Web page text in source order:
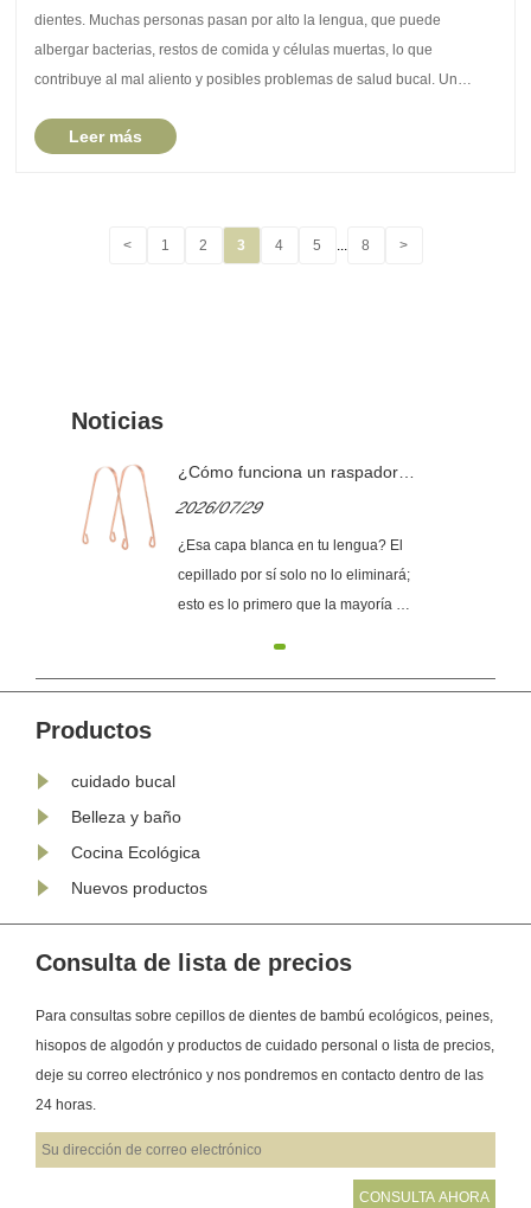
dientes. Muchas personas pasan por alto la lengua, que puede
albergar bacterias, restos de comida y células muertas, lo que
contribuye al mal aliento y posibles problemas de salud bucal. Un
Leer más
< 1 2 3 4 5 8 >
Noticias
de
¿Cómo funciona un raspador
adecuado?
2026/07/29
¿Esa capa blanca en tu lengua? El
cepillado por sí solo no lo eliminará;
esto es lo primero que la mayoría de
primera vez. La superficie de la
Productos
cuidado bucal
Belleza y baño
Cocina Ecológica
Nuevos productos
Consulta de lista de precios
Para consultas sobre cepillos de dientes de bambú ecológicos, peines,
hisopos de algodón y productos de cuidado personal o lista de precios,
deje su correo electrónico y nos pondremos en contacto dentro de las
24 horas.